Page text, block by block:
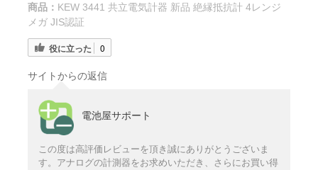
商品： KEW 3441 共立電気計器 新品 絶縁抵抗計 4レンジ
メガ JIS認証
役に立った 0
サイトからの返信
電池屋サポート
この度は高評価レビューを頂き誠にありがとうございま
す。アナログの計測器をお求めいただき、さらにお買い得